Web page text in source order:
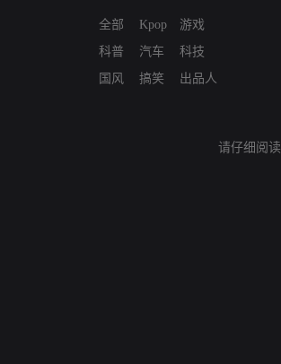
全部
科普
国风
Kpop
汽车
搞笑
游戏
科技
出品人
请仔细阅读